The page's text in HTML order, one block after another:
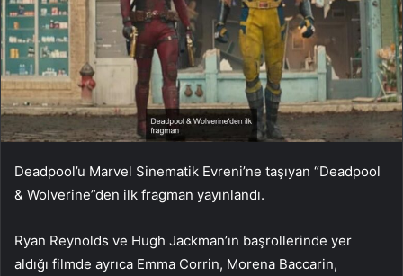
Deadpool’u Marvel Sinematik Evreni’ne taşıyan “Deadpool
& Wolverine”den ilk fragman yayınlandı.
Ryan Reynolds ve Hugh Jackman’ın başrollerinde yer
aldığı filmde ayrıca Emma Corrin, Morena Baccarin,